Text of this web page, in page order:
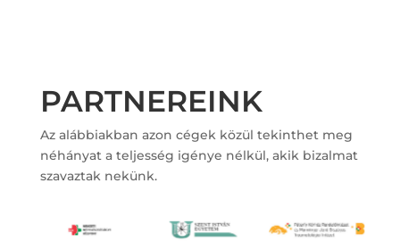
PARTNEREINK
Az alábbiakban azon cégek közül tekinthet meg
néhányat a teljesség igénye nélkül, akik bizalmat
szavaztak nekünk.